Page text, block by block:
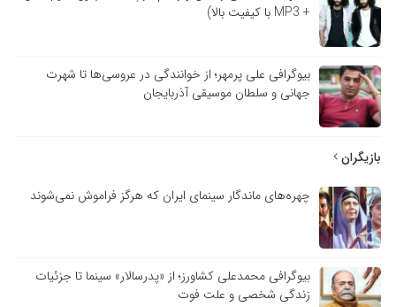
+ MP3 با کیفیت بالا)
بیوگرافی علی پرمهر؛ از خوانندگی در عروسی‌ها تا شهرت
جهانی و سلطان موسیقی آذربایجان
بازیگران
چهره‌های ماندگار سینمای ایران که هرگز فراموش نمی‌شوند
بیوگرافی محمدعلی کشاورز؛ از «پدرسالار» سینما تا جزئیات
زندگی شخصی و علت فوت